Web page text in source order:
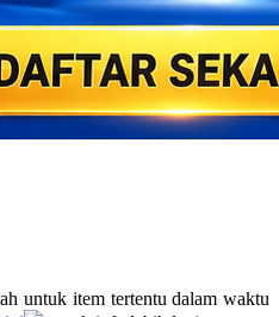
untuk item tertentu dalam waktu